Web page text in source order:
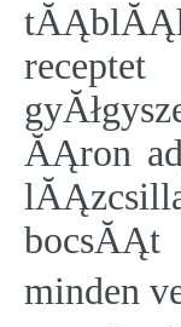
ĂĄron
minden